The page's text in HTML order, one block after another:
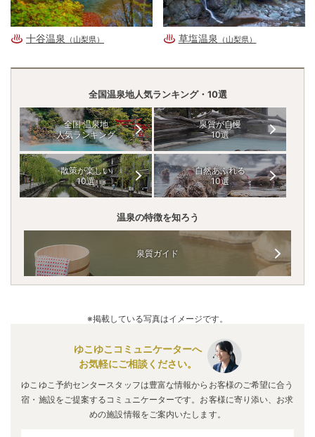
十谷温泉 （山梨県） 草塩温泉 （山梨県）
全国温泉地人気ランキング・10選
全国 温泉地
人気ランキング
泉質が自慢
10選
散策が楽しい
10選
自然あふれる
10選
温泉の特徴を知ろう
泉質ガイド
※掲載している写真はイメージです。
ゆこゆこコミュニケーターへ
お気軽にご相談ください。
ゆこゆこ予約センタースタッフは豊富な情報からお客様のご希望に合う
宿・施設をご提案するコミュニケーターです。お客様に寄り添い、お求
めの施設情報をご案内いたします。